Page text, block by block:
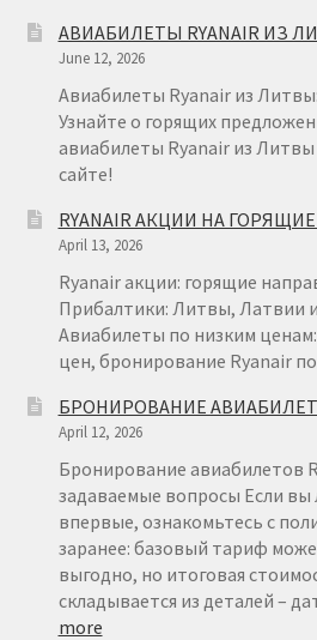
АВИАБИЛЕТЫ RYANAIR ИЗ
June 12, 2026
Авиабилеты Ryanair из
Узнайте о горящих
авиабилеты Ryanair из Литвы
сайте!
RYANAIR АКЦИИ НА
April 13, 2026
Ryanair акции: горящие
Прибалтики: Литвы, Латвии
Авиабилеты по низким
цен, бронирование Ryanair
БРОНИРОВАНИЕ
April 12, 2026
Бронирование авиабилетов
задаваемые вопросы Если вы
впервые, ознакомьтесь с
заранее: базовый тариф
выгодно, но итоговая
складывается из деталей –
more: